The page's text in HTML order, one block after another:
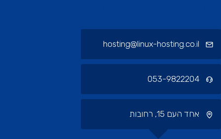
hosting@linux-hosting.co.il
053-9822204
אחד העם 15, רחובות